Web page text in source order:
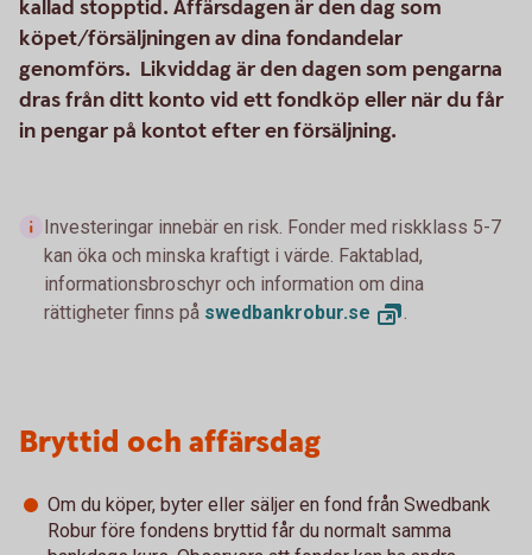
kallad stopptid. Affärsdagen är den dag som
köpet/försäljningen av dina fondandelar
genomförs. Likviddag är den dagen som pengarna
dras från ditt konto vid ett fondköp eller när du får
in pengar på kontot efter en försäljning.
Investeringar innebär en risk. Fonder med riskklass 5-7
kan öka och minska kraftigt i värde. Faktablad,
informationsbroschyr och information om dina
rättigheter finns på swedbankrobur.se .
Bryttid och affärsdag
Om du köper, byter eller säljer en fond från Swedbank
Robur före fondens bryttid får du normalt samma